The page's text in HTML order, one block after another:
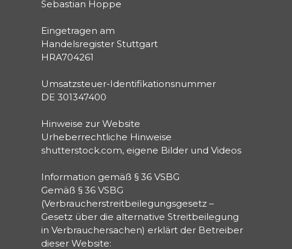
Sebastian Hoppe
Eingetragen am
Handelsregister Stuttgart
HRA704261
Umsatzsteuer-Identifikationsnummer
DE 301347400
Hinweise zur Website
Urheberrechtliche Hinweise
shutterstock.com, eigene Bilder und Videos
Information gemäß § 36 VSBG
Gemäß § 36 VSBG
(Verbraucherstreitbeilegungsgesetz –
Gesetz über die alternative Streitbeilegung
in Verbrauchersachen) erklärt der Betreiber
dieser Website: